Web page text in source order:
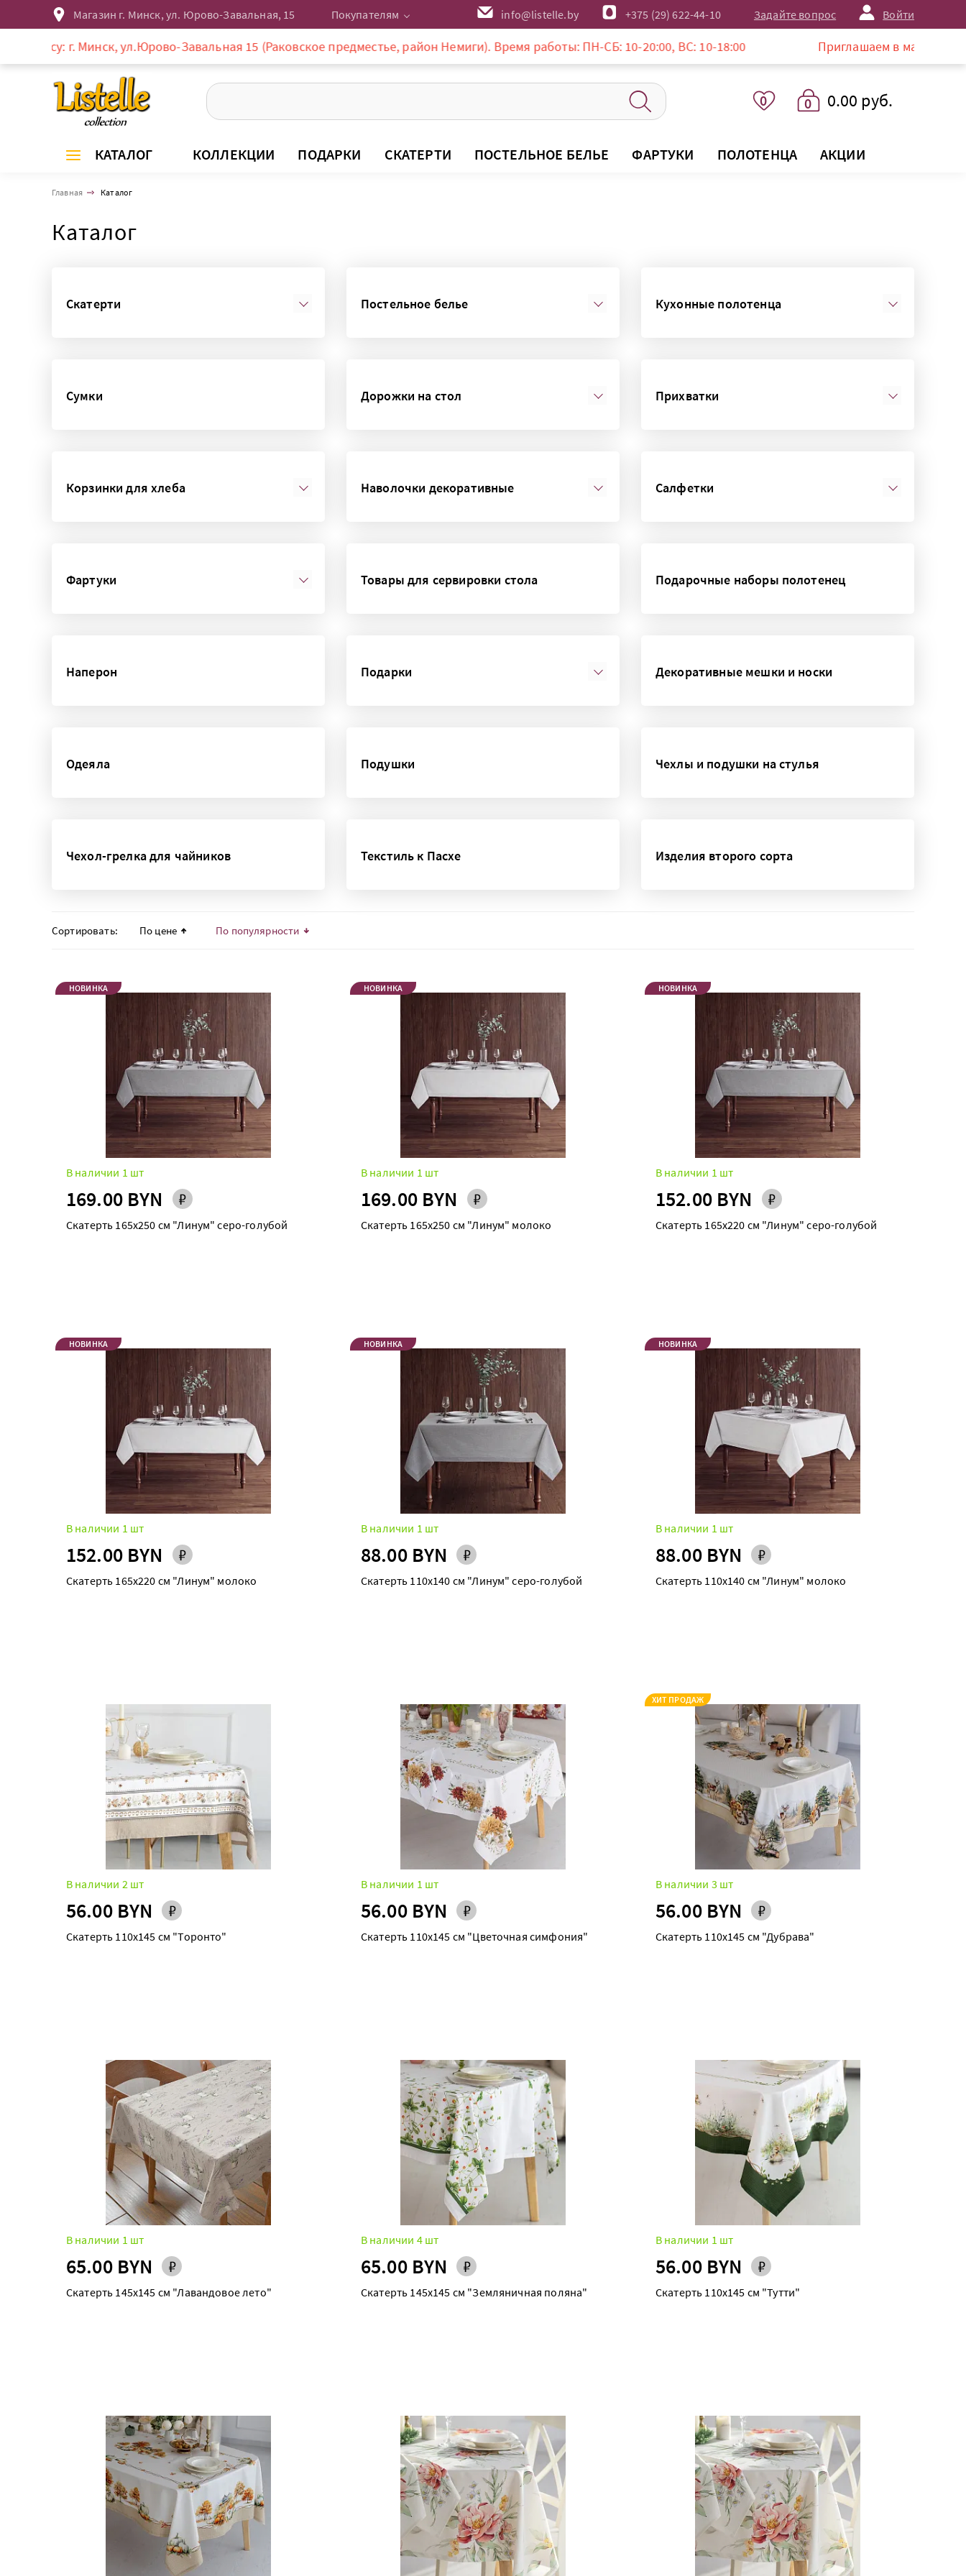
Магазин г. Минск, ул. Юрово-Завальная, 15 Покупателям info@listelle.by +375 (29) 622-44-10 Задайте вопрос Войти
г. Минск, ул.Юрово-Завальная 15 (Раковское предместье, район Немиги). Время работы: ПН-СБ: 10-20:00, ВС: 10-18:00 Приглашаем в магазин LISTELLE
0 0 0.00 руб.
КАТАЛОГ КОЛЛЕКЦИИ ПОДАРКИ СКАТЕРТИ ПОСТЕЛЬНОЕ БЕЛЬЕ ФАРТУКИ ПОЛОТЕНЦА АКЦИИ
Главная Каталог
Каталог
Скатерти Постельное белье Кухонные полотенца
Сумки Дорожки на стол Прихватки
Корзинки для хлеба Наволочки декоративные Салфетки
Фартуки Товары для сервировки стола Подарочные наборы полотенец
Наперон Подарки Декоративные мешки и носки
Одеяла Подушки Чехлы и подушки на стулья
Чехол-грелка для чайников Текстиль к Пасхе Изделия второго сорта
Сортировать: По цене По популярности
НОВИНКА
В наличии 1 шт
169.00 BYN
Скатерть 165х250 см "Линум" серо-голубой
НОВИНКА
В наличии 1 шт
169.00 BYN
Скатерть 165х250 см "Линум" молоко
НОВИНКА
В наличии 1 шт
152.00 BYN
Скатерть 165х220 см "Линум" серо-голубой
НОВИНКА
В наличии 1 шт
152.00 BYN
Скатерть 165х220 см "Линум" молоко
НОВИНКА
В наличии 1 шт
88.00 BYN
Скатерть 110х140 см "Линум" серо-голубой
НОВИНКА
В наличии 1 шт
88.00 BYN
Скатерть 110х140 см "Линум" молоко
В наличии 2 шт
56.00 BYN
Скатерть 110х145 см "Торонто"
В наличии 1 шт
56.00 BYN
Скатерть 110х145 см "Цветочная симфония"
ХИТ ПРОДАЖ
В наличии 3 шт
56.00 BYN
Скатерть 110х145 см "Дубрава"
В наличии 1 шт
65.00 BYN
Скатерть 145х145 см "Лавандовое лето"
В наличии 4 шт
65.00 BYN
Скатерть 145х145 см "Земляничная поляна"
В наличии 1 шт
56.00 BYN
Скатерть 110х145 см "Тутти"